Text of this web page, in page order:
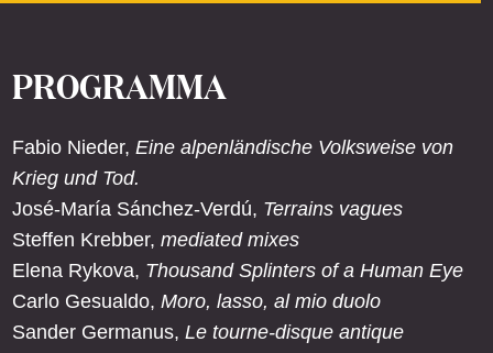
PROGRAMMA
Fabio Nieder, Eine alpenländische Volksweise von
Krieg und Tod.
José-María Sánchez-Verdú, Terrains vagues
Steffen Krebber, mediated mixes
Elena Rykova, Thousand Splinters of a Human Eye
Carlo Gesualdo, Moro, lasso, al mio duolo
Sander Germanus, Le tourne-disque antique